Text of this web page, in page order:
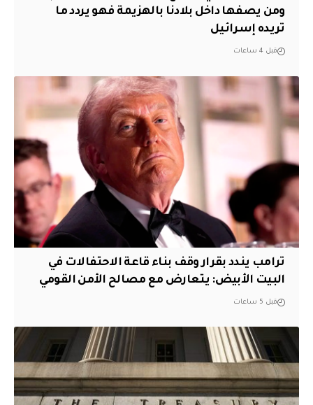
ومن يصفها داخل بلادنا بالهزيمة فهو يردد ما
تريده إسرائيل
قبل 4 ساعات
ترامب يندد بقرار وقف بناء قاعة الاحتفالات في
البيت الأبيض: يتعارض مع مصالح الأمن القومي
قبل 5 ساعات